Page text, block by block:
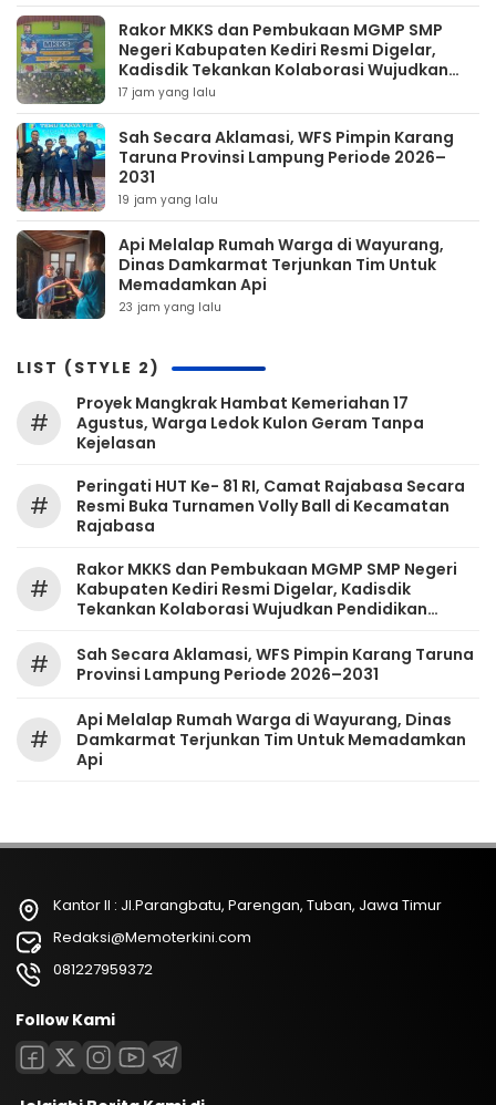
Rakor MKKS dan Pembukaan MGMP SMP
Negeri Kabupaten Kediri Resmi Digelar,
Kadisdik Tekankan Kolaborasi Wujudkan
Pendidikan Bermutu
17 jam yang lalu
Sah Secara Aklamasi, WFS Pimpin Karang
Taruna Provinsi Lampung Periode 2026–
2031
19 jam yang lalu
Api Melalap Rumah Warga di Wayurang,
Dinas Damkarmat Terjunkan Tim Untuk
Memadamkan Api
23 jam yang lalu
LIST (STYLE 2)
#
‎Proyek Mangkrak Hambat Kemeriahan 17
Agustus, Warga Ledok Kulon Geram Tanpa
Kejelasan
#
Peringati HUT Ke- 81 RI, Camat Rajabasa Secara
Resmi Buka Turnamen Volly Ball di Kecamatan
Rajabasa
#
Rakor MKKS dan Pembukaan MGMP SMP Negeri
Kabupaten Kediri Resmi Digelar, Kadisdik
Tekankan Kolaborasi Wujudkan Pendidikan
#
Sah Secara Aklamasi, WFS Pimpin Karang Taruna
Provinsi Lampung Periode 2026–2031
#
Api Melalap Rumah Warga di Wayurang, Dinas
Damkarmat Terjunkan Tim Untuk Memadamkan
Api
Kantor II : Jl.Parangbatu, Parengan, Tuban, Jawa Timur
Redaksi@Memoterkini.com
081227959372
Follow Kami